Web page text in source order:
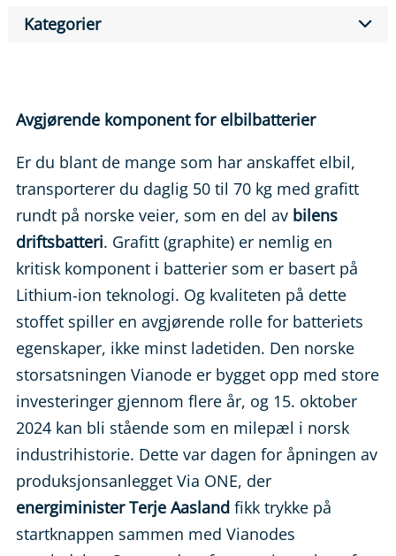
Kategorier
Avgjørende komponent for elbilbatterier
Er du blant de mange som har anskaffet elbil,
transporterer du daglig 50 til 70 kg med grafitt
rundt på norske veier, som en del av bilens
driftsbatteri. Grafitt (graphite) er nemlig en
kritisk komponent i batterier som er basert på
Lithium-ion teknologi. Og kvaliteten på dette
stoffet spiller en avgjørende rolle for batteriets
egenskaper, ikke minst ladetiden. Den norske
storsatsningen Vianode er bygget opp med store
investeringer gjennom flere år, og 15. oktober
2024 kan bli stående som en milepæl i norsk
industrihistorie. Dette var dagen for åpningen av
produksjonsanlegget Via ONE, der
energiminister Terje Aasland fikk trykke på
startknappen sammen med Vianodes